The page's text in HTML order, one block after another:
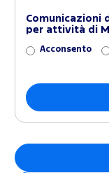
Comunicazioni
per attività di
Acconsento